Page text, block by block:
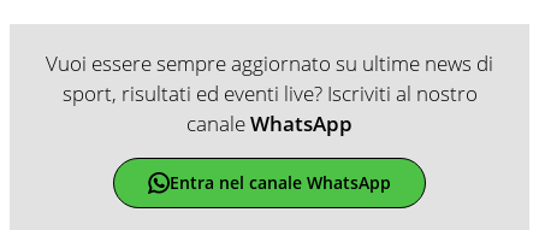
Vuoi essere sempre aggiornato su ultime news di
sport, risultati ed eventi live? Iscriviti al nostro
canaleWhatsApp
Entra nel canale WhatsApp